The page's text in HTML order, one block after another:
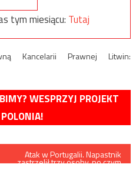
tym miesiącu: Tutaj
Kancelarii Prawnej Litwin:
WESPRZYJ PROJEKT
Atak w Portugalii. Napastnik
zastrzelił trzy osoby, po czym